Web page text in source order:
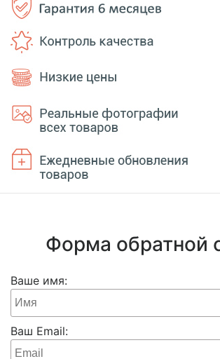
Форма обратной
Ваше имя:
Ваш Email: